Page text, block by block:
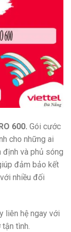
600. Gói cước
cho những ai
và phủ sóng
đảm bảo kết
nhiều đối
liên hệ ngay với
tình.